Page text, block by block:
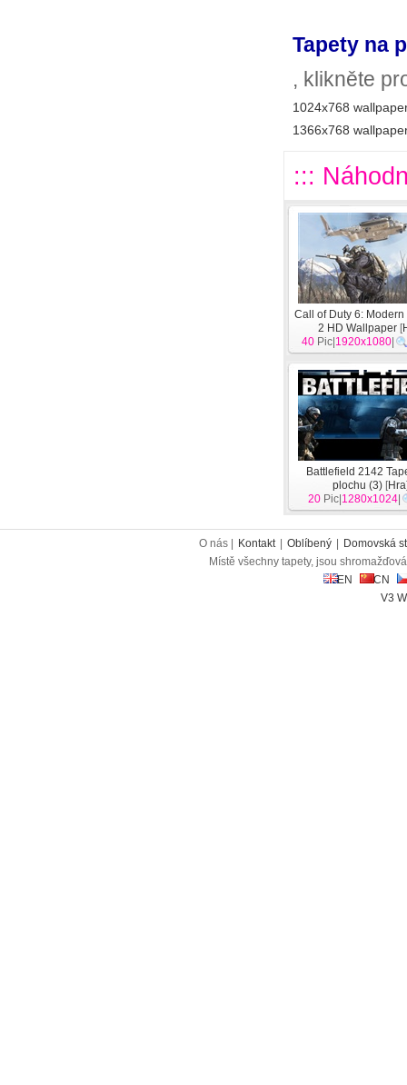
Tapety na
, klikněte
1024x768
1366x768
:::
Call of Duty 6:
2 HD Wallpaper [
40 Pic| 1920x1080
Battlefield 2142
plochu (3) [Hra
20 Pic| 1280x1024
O nás | Kontakt Oblíbený
Domovská
Místě všechny tapety, jsou
EN
CN
V3